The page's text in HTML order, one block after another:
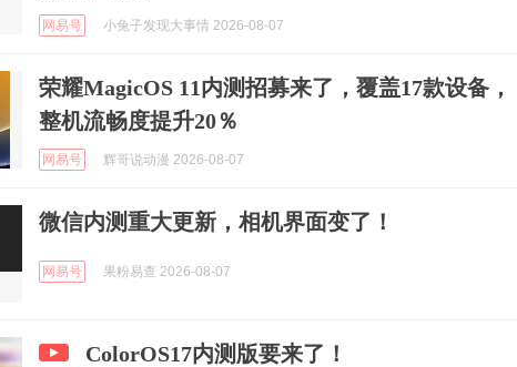
网易号 小兔子发现大事情 2026-08-07
荣耀MagicOS 11内测招募来了，覆盖17款设备，
整机流畅度提升20％
网易号 辉哥说动漫 2026-08-07
微信内测重大更新，相机界面变了！
网易号 果粉易查 2026-08-07
ColorOS17内测版要来了！